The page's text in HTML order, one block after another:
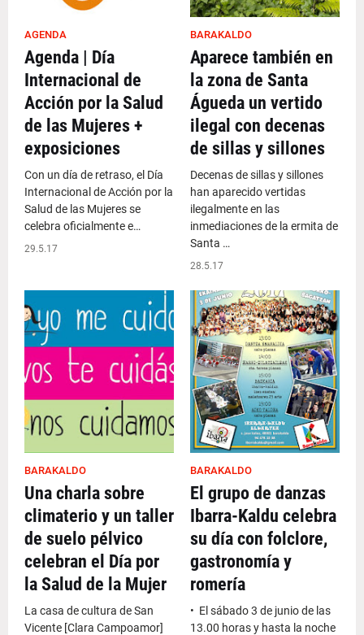
AGENDA
Agenda | Día
Internacional de
Acción por la Salud
de las Mujeres +
exposiciones
Con un día de retraso, el Día
Internacional de Acción por la
Salud de las Mujeres se
celebra oficialmente e…
29.5.17
BARAKALDO
Aparece también en
la zona de Santa
Águeda un vertido
ilegal con decenas
de sillas y sillones
Decenas de sillas y sillones
han aparecido vertidas
ilegalmente en las
inmediaciones de la ermita de
Santa …
28.5.17
BARAKALDO
Una charla sobre
climaterio y un taller
de suelo pélvico
celebran el Día por
la Salud de la Mujer
La casa de cultura de San
Vicente [Clara Campoamor]
BARAKALDO
El grupo de danzas
Ibarra-Kaldu celebra
su día con folclore,
gastronomía y
romería
• El sábado 3 de junio de las
13.00 horas y hasta la noche